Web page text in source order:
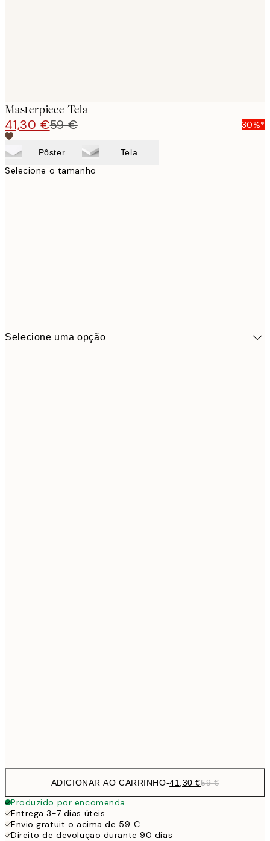
Masterpiece Tela
41,30 €59 € 30%*
Pôster Tela
Selecione o tamanho
Selecione uma opção
ADICIONAR AO CARRINHO-41,30 €59 €
Produzido por encomenda
Entrega 3-7 dias úteis
Envio gratuit o acima de 59 €
Direito de devolução durante 90 dias